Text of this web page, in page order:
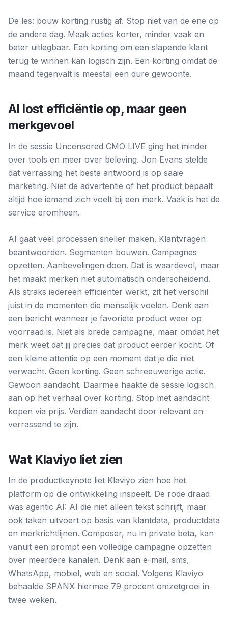
De les: bouw korting rustig af. Stop niet van de ene op
de andere dag. Maak acties korter, minder vaak en
beter uitlegbaar. Een korting om een slapende klant
terug te winnen kan logisch zijn. Een korting omdat de
maand tegenvalt is meestal een dure gewoonte.
AI lost efficiëntie op, maar geen
merkgevoel
In de sessie Uncensored CMO LIVE ging het minder
over tools en meer over beleving. Jon Evans stelde
dat verrassing het beste antwoord is op saaie
marketing. Niet de advertentie of het product bepaalt
altijd hoe iemand zich voelt bij een merk. Vaak is het de
service eromheen.
AI gaat veel processen sneller maken. Klantvragen
beantwoorden. Segmenten bouwen. Campagnes
opzetten. Aanbevelingen doen. Dat is waardevol, maar
het maakt merken niet automatisch onderscheidend.
Als straks iedereen efficiënter werkt, zit het verschil
juist in de momenten die menselijk voelen. Denk aan
een bericht wanneer je favoriete product weer op
voorraad is. Niet als brede campagne, maar omdat het
merk weet dat jij precies dat product eerder kocht. Of
een kleine attentie op een moment dat je die niet
verwacht. Geen korting. Geen schreeuwerige actie.
Gewoon aandacht. Daarmee haakte de sessie logisch
aan op het verhaal over korting. Stop met aandacht
kopen via prijs. Verdien aandacht door relevant en
verrassend te zijn.
Wat Klaviyo liet zien
In de productkeynote liet Klaviyo zien hoe het
platform op die ontwikkeling inspeelt. De rode draad
was agentic AI: AI die niet alleen tekst schrijft, maar
ook taken uitvoert op basis van klantdata, productdata
en merkrichtlijnen. Composer, nu in private beta, kan
vanuit een prompt een volledige campagne opzetten
over meerdere kanalen. Denk aan e-mail, sms,
WhatsApp, mobiel, web en social. Volgens Klaviyo
behaalde SPANX hiermee 79 procent omzetgroei in
twee weken.